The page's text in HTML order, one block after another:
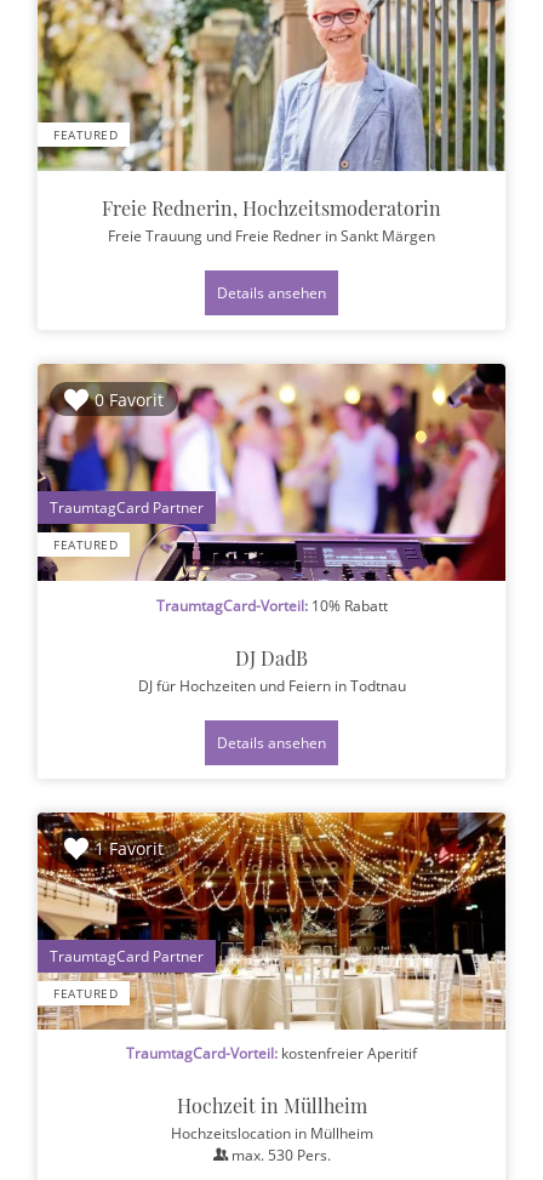
FEATURED
Freie Rednerin, Hochzeitsmoderatorin
Freie Trauung und Freie Redner in Sankt Märgen
Details ansehen
0 Favorit
FEATURED
1
TraumtagCard-Vorteil:10% Rabatt
DJ DadB
DJ für Hochzeiten und Feiern in Todtnau
Details ansehen
1 Favorit
FEATURED
1
TraumtagCard-Vorteil: kostenfreier Aperitif
Hochzeit in Müllheim
Hochzeitslocation in Müllheim
max. 530Pers.